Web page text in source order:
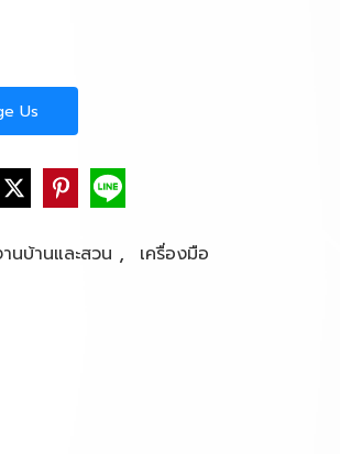
Us
นบ้านและสวน ,
เครื่องมือ